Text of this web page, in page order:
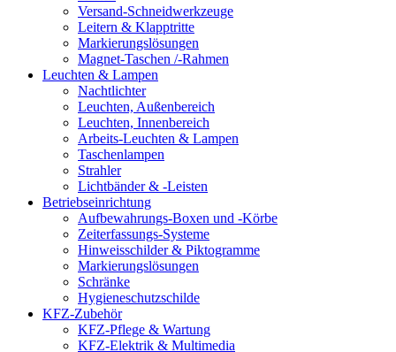
Versand-Schneidwerkzeuge
Leitern & Klapptritte
Markierungslösungen
Magnet-Taschen /-Rahmen
Leuchten & Lampen
Nachtlichter
Leuchten, Außenbereich
Leuchten, Innenbereich
Arbeits-Leuchten & Lampen
Taschenlampen
Strahler
Lichtbänder & -Leisten
Betriebseinrichtung
Aufbewahrungs-Boxen und -Körbe
Zeiterfassungs-Systeme
Hinweisschilder & Piktogramme
Markierungslösungen
Schränke
Hygieneschutzschilde
KFZ-Zubehör
KFZ-Pflege & Wartung
KFZ-Elektrik & Multimedia